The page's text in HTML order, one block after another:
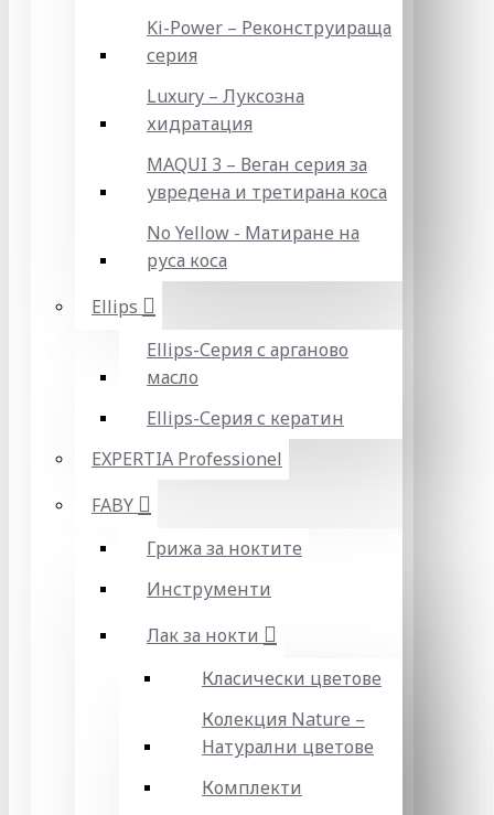
Ki-Power – Реконструираща
серия
Luxury – Луксозна
хидратация
MAQUI 3 – Веган серия за
увредена и третирана коса
No Yellow - Матиране на
руса коса
Ellips
Ellips-Серия с арганово
масло
Ellips-Серия с кератин
EXPERTIA Professionel
FABY
Грижа за ноктите
Инструменти
Лак за нокти
Класически цветове
Колекция Nature –
Натурални цветове
Комплекти